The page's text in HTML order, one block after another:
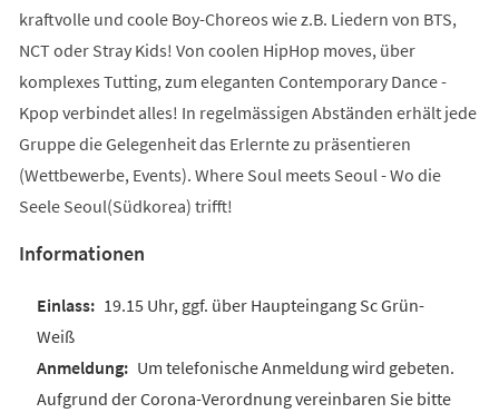
kraftvolle und coole Boy-Choreos wie z.B. Liedern von BTS,
NCT oder Stray Kids! Von coolen HipHop moves, über
komplexes Tutting, zum eleganten Contemporary Dance -
Kpop verbindet alles! In regelmässigen Abständen erhält jede
Gruppe die Gelegenheit das Erlernte zu präsentieren
(Wettbewerbe, Events). Where Soul meets Seoul - Wo die
Seele Seoul(Südkorea) trifft!
Informationen
19.15 Uhr, ggf. über Haupteingang Sc Grün-
Weiß
Um telefonische Anmeldung wird gebeten.
Aufgrund der Corona-Verordnung vereinbaren Sie bitte